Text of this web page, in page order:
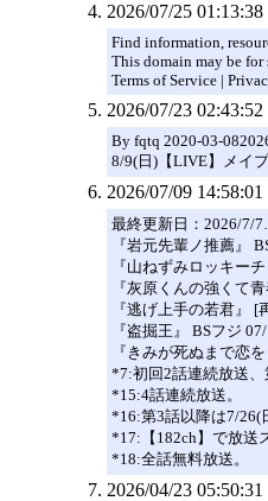
2026/07/25 01:13:38
Find information,
This domain may be for
Terms of Service |
2026/07/23 02:43:52
By fqtq 2020-03-
8/9(日)【LIVE】メイ
2026/07/09 14:58:01
最終更新日：2026/7/
『岩元先輩ノ推薦』
『山ねずみロッキー
『灰原くんの強くて
『逃げ上手の若君』 [
『盗掘王』 BSフジ
『きみが死ぬまで恋
*7:初回2話連続放送、
*15:4話連続放送。
*16:第3話以降は7/26(
*17:【182ch】で放送
*18:全話無料放送。
2026/04/23 05:50:31